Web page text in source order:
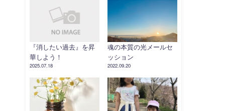
『消したい過去』を昇
華しよう！
2025.07.18
魂の本質の光メールセ
ッション
2022.09.20